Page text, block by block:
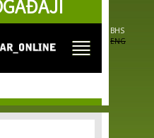
BHS
ENG